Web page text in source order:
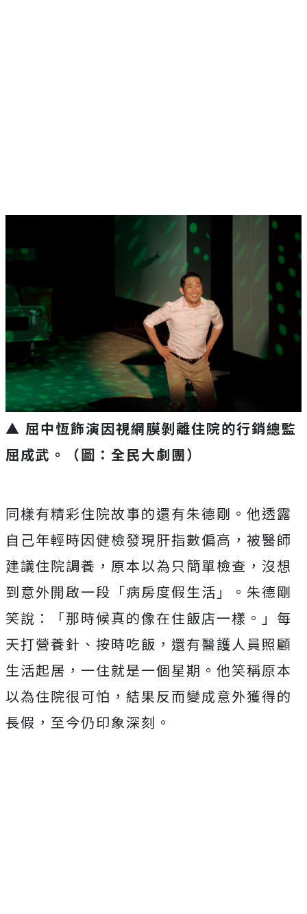
▲ 屈中恆飾演因視網膜剝離住院的行銷總監
屈成武。（圖：全民大劇團）
同樣有精彩住院故事的還有朱德剛。他透露
自己年輕時因健檢發現肝指數偏高，被醫師
建議住院調養，原本以為只簡單檢查，沒想
到意外開啟一段「病房度假生活」。朱德剛
笑說：「那時候真的像在住飯店一樣。」每
天打營養針、按時吃飯，還有醫護人員照顧
生活起居，一住就是一個星期。他笑稱原本
以為住院很可怕，結果反而變成意外獲得的
長假，至今仍印象深刻。